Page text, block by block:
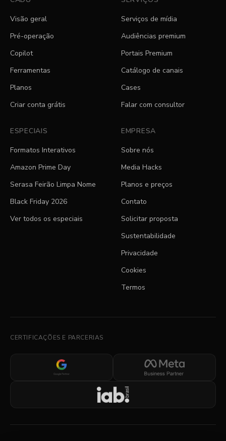
Visão geral
Pré-operação
Copilot
Ferramentas
Planos
Criar conta grátis
Serviços de mídia
Audiências premium
Portais Premium
Catálogo de canais
Cases
Falar com consultor
ESPECIAIS
Formatos Interativos
Amazon Prime Day
Serasa Feirão Limpa Nome
Black Friday 2026
Ver todos os especiais
EMPRESA
Sobre nós
Media Hacks
Planos e preços
Contato
Solicitar proposta
Sustentabilidade
Privacidade
Cookies
Termos
CERTIFICAÇÕES E PARCERIAS